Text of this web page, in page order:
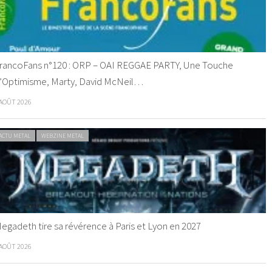
n°120 : ORP – OAI REGGAE PARTY, Une Touche
Marty, David McNeil…
2026
METAL WEBZINE METAL
tire sa révérence à Paris et Lyon en 2027
2026